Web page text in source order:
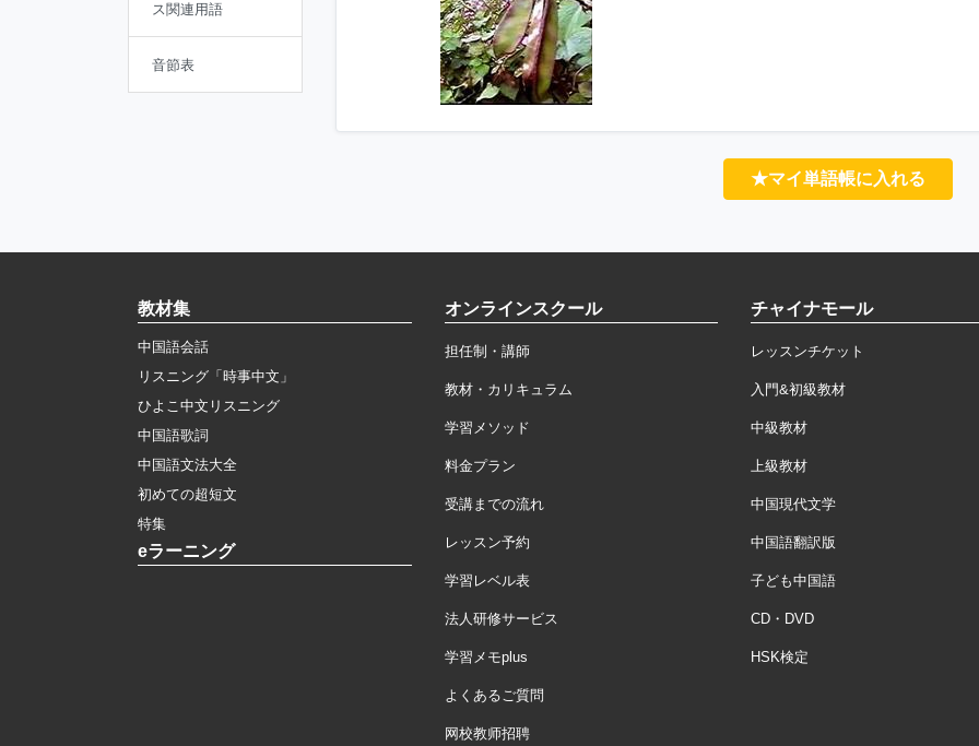
ス関連用語
音節表
★マイ単語帳に入れる
教材集
中国語会話
リスニング「時事中文」
ひよこ中文リスニング
中国語歌詞
中国語文法大全
初めての超短文
特集
eラーニング
オンラインスクール
担任制・講師
教材・カリキュラム
学習メソッド
料金プラン
受講までの流れ
レッスン予約
学習レベル表
法人研修サービス
学習メモplus
よくあるご質問
网校教师招聘
チャイナモール
レッスンチケット
入門&初級教材
中級教材
上級教材
中国現代文学
中国語翻訳版
子ども中国語
CD・DVD
HSK検定